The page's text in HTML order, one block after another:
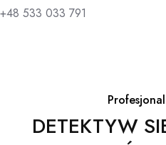
+48 533 033 791
DETEKTYW